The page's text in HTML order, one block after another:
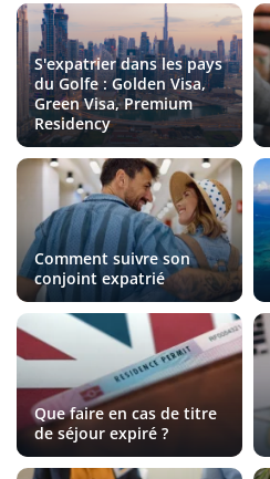
S'expatrier dans les pays
du Golfe : Golden Visa,
Green Visa, Premium
Residency
Comment suivre son
conjoint expatrié
Que faire en cas de titre
de séjour expiré ?